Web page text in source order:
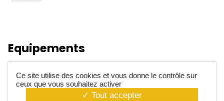
Equipements
Ce site utilise des cookies et vous donne le contrôle sur
ceux que vous souhaitez activer
Tout accepter